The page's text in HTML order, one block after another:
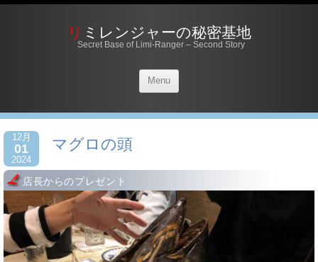
リミレンジャーの秘密基地
Secret Base of Limi-Ranger – Second Story
Menu
12月
01
2024
マグロの頭
店長からのプレゼント